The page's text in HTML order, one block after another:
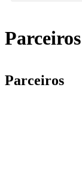
Parceiros
Parceiros